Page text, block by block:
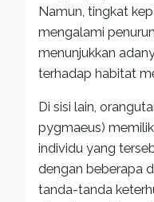
Namun, tingkat
mengalami
menunjukkan
terhadap habitat
Di sisi lain,
pygmaeus)
individu yang
dengan beberapa
tanda-tanda